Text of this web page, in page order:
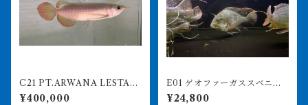
C21 PT.ARWANA LESTARI
最高峰紅龍 アブソリュート
¥400,000
E01 ゲオファーガススベニ 2
4-26㎝前後 大きめ
¥24,800